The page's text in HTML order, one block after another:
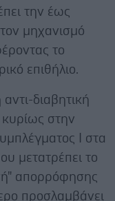
την έως
μηχανισμό
το
επιθήλιο.
διαβητική
στην
Ι στα
μετατρέπει το
απορρόφησης
προσλαμβάνει